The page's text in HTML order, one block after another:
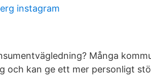
instagram
Många
och kan ge ett mer personligt